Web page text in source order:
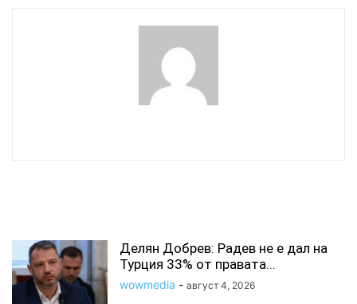
Делян Добрев: Радев не е дал на
Турция 33% от правата...
wowmedia - август 4, 2026